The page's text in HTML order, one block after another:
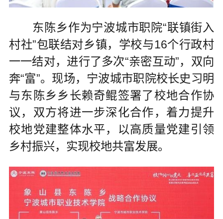
东陈乡作为宁波城市职院“联镇街入
村社”包联结对乡镇，学校与16个行政村
一一结对，进行了多次“亲密互动”，双向
奔“富”。现场，宁波城市职院校长史习明
与东陈乡乡长赖奇鲲签署了校地合作协
议，双方将进一步深化合作，着力提升
校地党建整体水平，以高质量党建引领
乡村振兴，实现校地共富发展。